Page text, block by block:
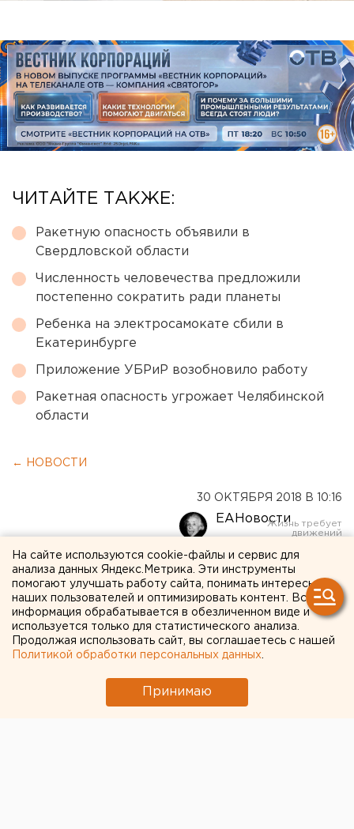
ЧИТАЙТЕ ТАКЖЕ:
Ракетную опасность объявили в
Свердловской области
Численность человечества предложили
постепенно сократить ради планеты
Ребенка на электросамокате сбили в
Екатеринбурге
Приложение УБРиР возобновило работу
Ракетная опасность угрожает Челябинской
области
← НОВОСТИ
30 ОКТЯБРЯ 2018 В 10:16
ЕАНовости
Уральский родительский
комитет открыл «горячую
линию» для родителей
жертв подросткового
насилия
На сайте используются cookie-файлы и сервис для
анализа данных Яндекс.Метрика. Эти инструменты
помогают улучшать работу сайта, понимать интересы
наших пользователей и оптимизировать контент. Вся
информация обрабатывается в обезличенном виде и
используется только для статистического анализа.
Продолжая использовать сайт, вы соглашаетесь с нашей
Политикой обработки персональных данных
Принимаю